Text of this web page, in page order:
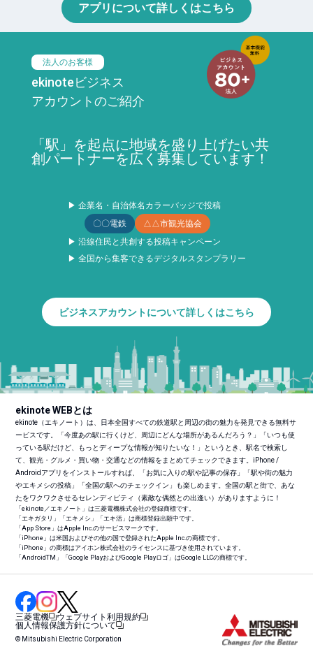
アプリについて詳しくはこちら
法人のお客様
ekinoteビジネス
アカウントのご紹介
「駅」を起点に地域を盛り上げたい共
創パートナーを広く募集しています！
▶ 企業名・自治体名カラーバッジで投稿
〇〇電鉄
△△市観光協会
▶ 沿線住民と共創する投稿キャンペーン
▶ 全国から集客できるデジタルスタンプラリー
ビジネスアカウントについて詳しくはこちら
ekinote WEBとは
ekinote（エキノート）は、日本全国すべての鉄道駅と周辺の街の魅力を発見できる無料サ
ービスです。「今度あの駅に行くけど、周辺にどんな場所があるんだろう？」「いつも使
っている駅だけど、もっとディープな情報が知りたいな！」というとき、駅名で検索し
て、観光・グルメ・買い物・交通などの情報をまとめてチェックできます。iPhone /
Androidアプリをインストールすれば、「お気に入りの駅や記事の保存」「駅や街の魅力
やエキメシの投稿」「全国の駅へのチェックイン」も楽しめます。全国の駅と街で、あな
たをワクワクさせるセレンディピティ（素敵な偶然との出逢い）がありますように！
「ekinote／エキノート」は三菱電機株式会社の登録商標です。
「エキガタリ」「エキメシ」「エキ活」は商標登録出願中です。
「App Store」はApple Inc.のサービスマークです。
「iPhone」は米国およびその他の国で登録されたApple Inc.の商標です。
「iPhone」の商標はアイホン株式会社のライセンスに基づき使用されています。
「AndroidTM 」「Google PlayおよびGoogle Playロゴ」はGoogle LLCの商標です。
三菱電機
ウェブサイト利用規約
個人情報保護方針について
© Mitsubishi Electric Corporation